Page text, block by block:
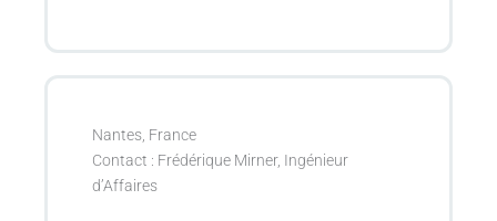
Nantes, France
Contact : Frédérique Mirner, Ingénieur
d’Affaires